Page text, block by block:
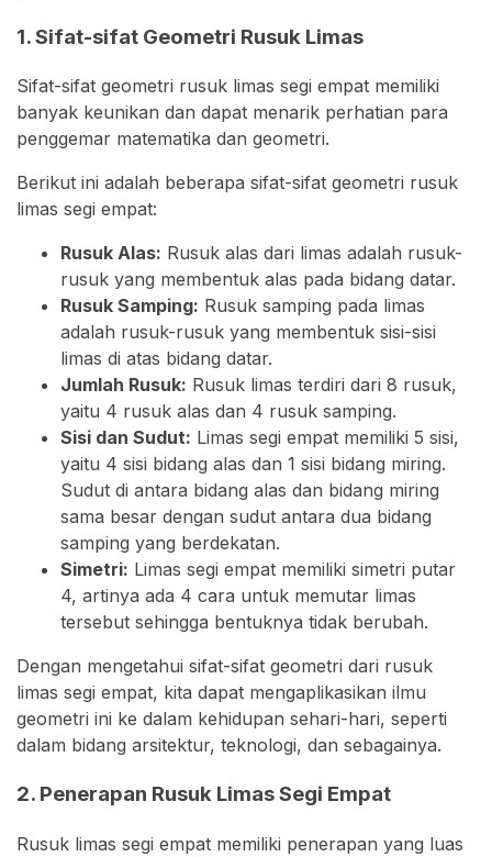
1. Sifat-sifat Geometri Rusuk Limas
Sifat-sifat geometri rusuk limas segi empat memiliki
banyak keunikan dan dapat menarik perhatian para
penggemar matematika dan geometri.
Berikut ini adalah beberapa sifat-sifat geometri rusuk
limas segi empat:
Rusuk Alas: Rusuk alas dari limas adalah rusuk-
rusuk yang membentuk alas pada bidang datar.
Rusuk Samping: Rusuk samping pada limas
adalah rusuk-rusuk yang membentuk sisi-sisi
limas di atas bidang datar.
Jumlah Rusuk: Rusuk limas terdiri dari 8 rusuk,
yaitu 4 rusuk alas dan 4 rusuk samping.
Sisi dan Sudut: Limas segi empat memiliki 5 sisi,
yaitu 4 sisi bidang alas dan 1 sisi bidang miring.
Sudut di antara bidang alas dan bidang miring
sama besar dengan sudut antara dua bidang
samping yang berdekatan.
Simetri: Limas segi empat memiliki simetri putar
4, artinya ada 4 cara untuk memutar limas
tersebut sehingga bentuknya tidak berubah.
Dengan mengetahui sifat-sifat geometri dari rusuk
limas segi empat, kita dapat mengaplikasikan ilmu
geometri ini ke dalam kehidupan sehari-hari, seperti
dalam bidang arsitektur, teknologi, dan sebagainya.
2. Penerapan Rusuk Limas Segi Empat
Rusuk limas segi empat memiliki penerapan yang luas